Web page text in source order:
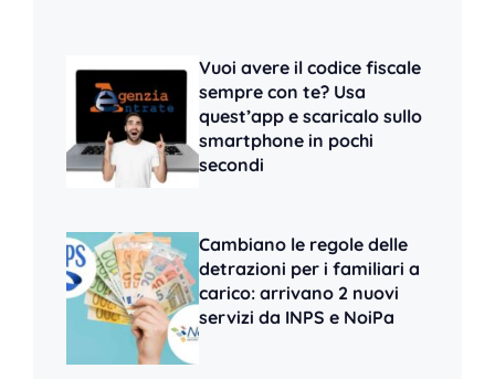
Vuoi avere il codice fiscale
sempre con te? Usa
quest’app e scaricalo sullo
smartphone in pochi
secondi
Cambiano le regole delle
detrazioni per i familiari a
carico: arrivano 2 nuovi
servizi da INPS e NoiPa